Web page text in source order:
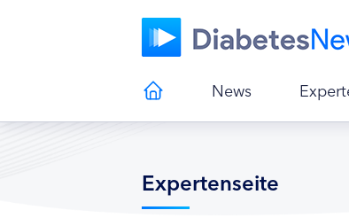
News
Expertenseite